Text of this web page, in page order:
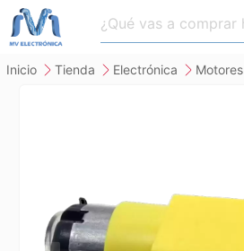
inicio tienda electrónica motores